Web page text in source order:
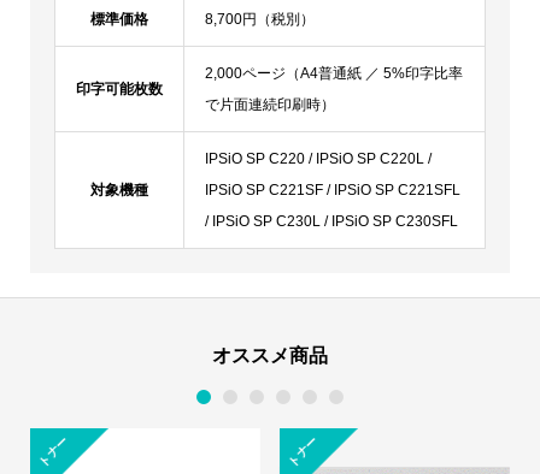
標準価格 8,700円（税別）
印字可能枚数
2,000ページ（A4普通紙 ／ 5%印字比率
で片面連続印刷時）
対象機種
IPSiO SP C220 / IPSiO SP C220L /
IPSiO SP C221SF / IPSiO SP C221SFL
/ IPSiO SP C230L / IPSiO SP C230SFL
オススメ商品
トナー トナー
1 2 3 4 5 6